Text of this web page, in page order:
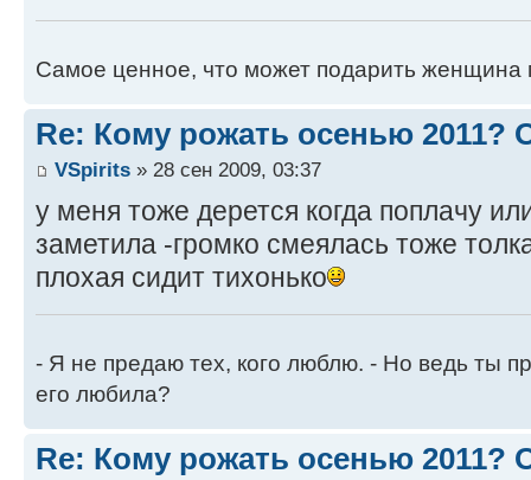
Самое ценное, что может подарить женщина
Re: Кому рожать осенью 2011?
VSpirits » 28 сен 2009, 03:37
у меня тоже дерется когда поплачу
заметила -громко смеялась тоже
плохая сидит тихонько
- Я не предаю тех, кого люблю. - Но ведь ты
его любила?
Re: Кому рожать осенью 2011?